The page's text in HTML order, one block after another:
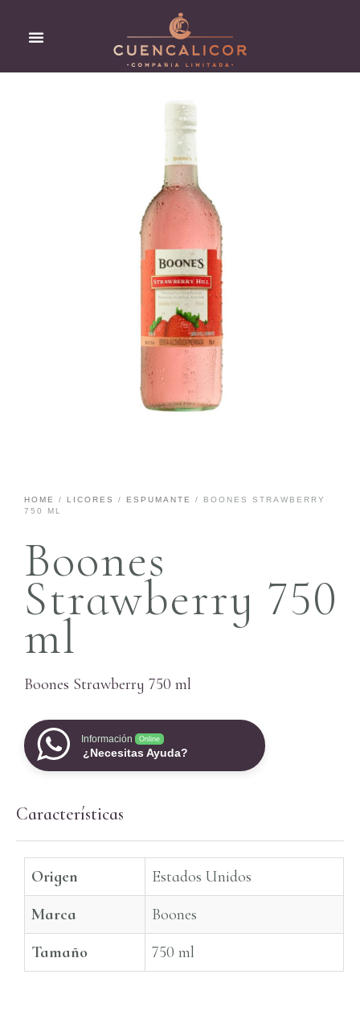
HOME / LICORES / ESPUMANTE
/ BOONES STRAWBERRY
750 ML
Boones
Strawberry 750
ml
Boones Strawberry 750 ml
Información Online
¿Necesitas Ayuda?
Características
Origen
Estados Unidos
Marca
Boones
Tamaño
750 ml